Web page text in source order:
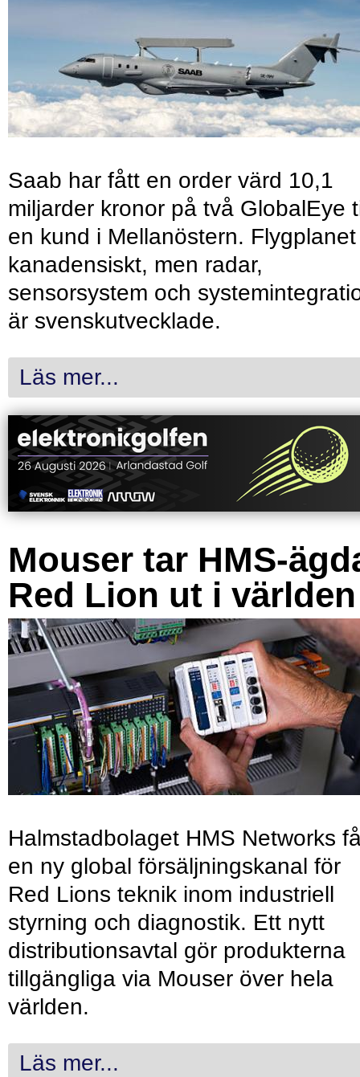
Saab har fått en order värd 10,1
miljarder kronor på två GlobalEye
en kund i Mellanöstern.
kanadensiskt, men radar,
sensorsystem och
är svenskutvecklade.
Läs mer...
Mouser tar HMS-
Red Lion ut i världen
Halmstadbolaget HMS Networks
en ny global försäljningskanal för
Red Lions teknik inom industriell
styrning och diagnostik. Ett nytt
distributionsavtal gör produkterna
tillgängliga via Mouser över hela
världen.
Läs mer...